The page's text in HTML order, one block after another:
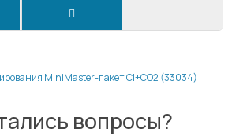
MiniMaster-пакет Cl+СО2 (33034)
вопросы?